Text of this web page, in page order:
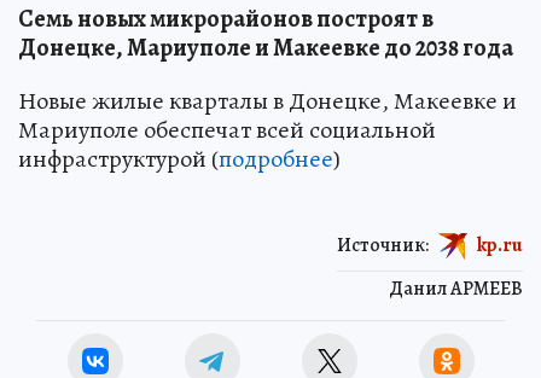
Семь новых микрорайонов построят в
Донецке, Мариуполе и Макеевке до 2038 года
Новые жилые кварталы в Донецке, Макеевке и
Мариуполе обеспечат всей социальной
инфраструктурой (подробнее)
Данил АРМЕЕВ
Источник: kp.ru